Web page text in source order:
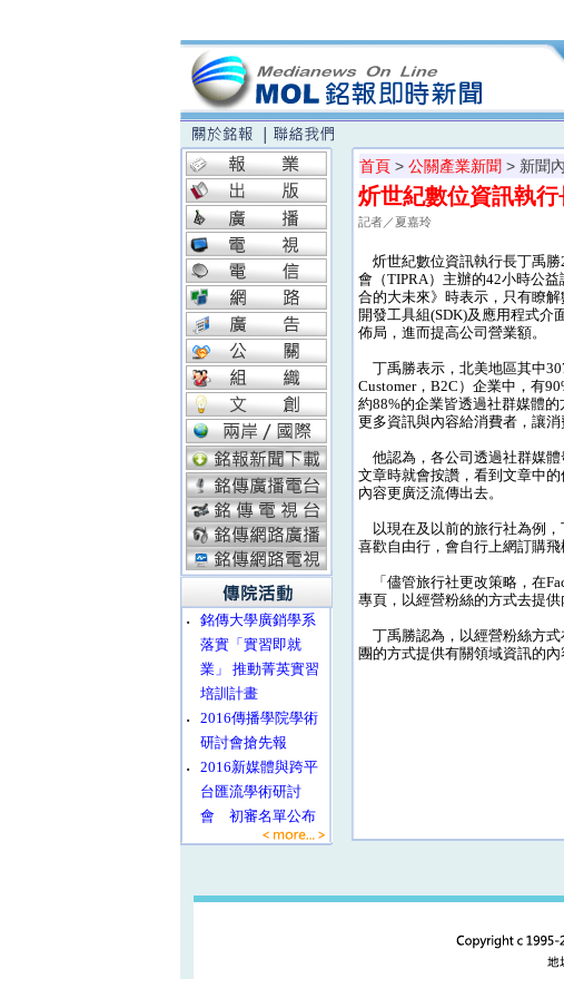
‧
銘傳大學廣銷學系
落實「實習即就
業」 推動菁英實習
培訓計畫
‧
2016傳播學院學術
研討會搶先報
‧
2016新媒體與跨平
台匯流學術研討
會 初審名單公布
首頁 > 公關產業新聞 > 新聞
炘世紀數位資訊執
記者／夏嘉玲
炘世紀數位資訊執行長丁禹勝
會（TIPRA）主辦的42小時公
合的大未來》時表示，只有瞭
開發工具組(SDK)及應用程式介
佈局，進而提高公司營業額。
丁禹勝表示，北美地區其中
Customer，B2C）企業中，有
約88%的企業皆透過社群媒體
更多資訊與內容給消費者，讓
他認為，各公司透過社群媒體
文章時就會按讚，看到文章中
內容更廣泛流傳出去。
以現在及以前的旅行社為例，
喜歡自由行，會自行上網訂購
「儘管旅行社更改策略，在
專頁，以經營粉絲的方式去提
丁禹勝認為，以經營粉絲方式
團的方式提供有關領域資訊的